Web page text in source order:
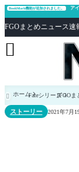
BookMark機能が追加されました。
ア

 ホームFateシリーズ[FGOま
ストーリー 2021年7月